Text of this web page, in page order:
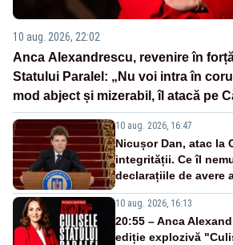
10 aug. 2026, 22:02
Anca Alexandrescu, revenire în
Statului Paralel: „Nu voi intra în
mod abject și mizerabil, îl atacă pe
10 aug. 2026, 16:47
Nicușor Dan, atac la
integrității. Ce îl
declarațiile de avere
10 aug. 2026, 16:13
20:55 – Anca
ediție explozivă